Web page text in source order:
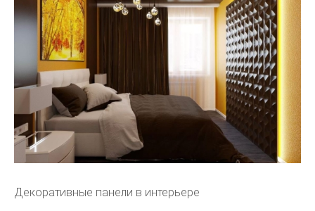
Декоративные панели в интерьере